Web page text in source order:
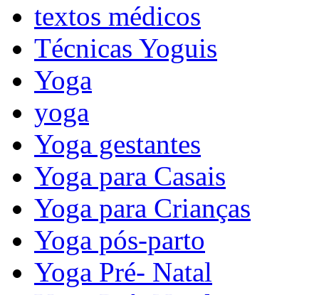
textos médicos
Técnicas Yoguis
Yoga
yoga
Yoga gestantes
Yoga para Casais
Yoga para Crianças
Yoga pós-parto
Yoga Pré- Natal